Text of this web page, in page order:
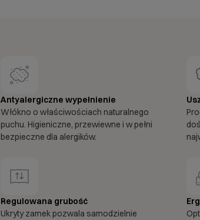
Antyalergiczne wypełnienie
Włókno o właściwościach naturalnego
puchu. Higieniczne, przewiewne i w pełni
bezpieczne dla alergików.
Regulowana grubość
Ukryty zamek pozwala samodzielnie